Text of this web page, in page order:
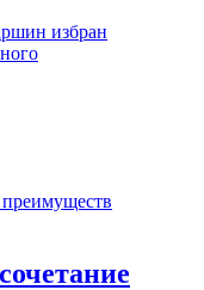
избран